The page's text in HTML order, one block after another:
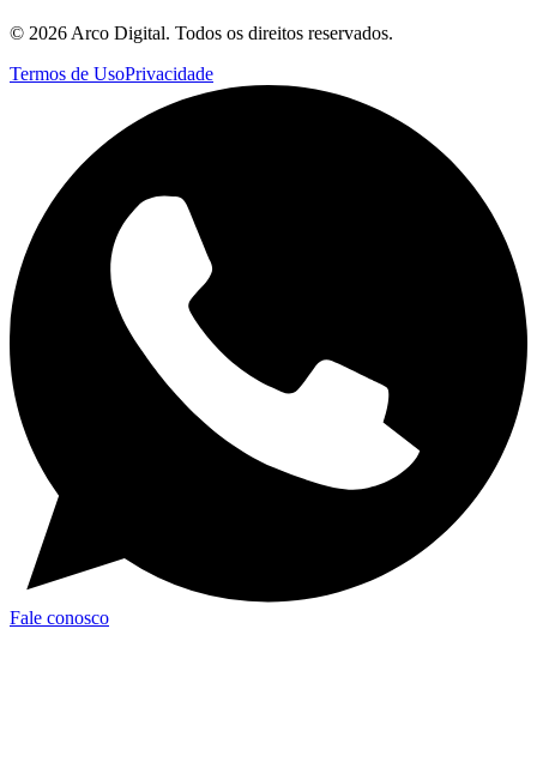
© 2026 Arco Digital. Todos os direitos reservados.
Termos de UsoPrivacidade
Fale conosco